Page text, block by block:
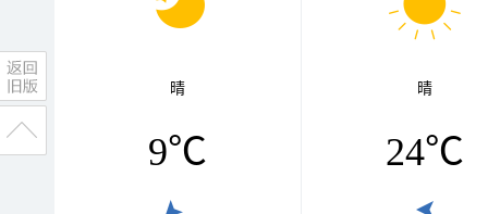
晴
9℃
晴
24℃